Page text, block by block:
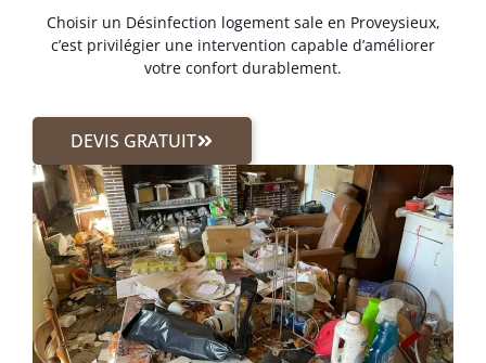
Choisir un Désinfection logement sale en Proveysieux,
c’est privilégier une intervention capable d’améliorer
votre confort durablement.
DEVIS GRATUIT